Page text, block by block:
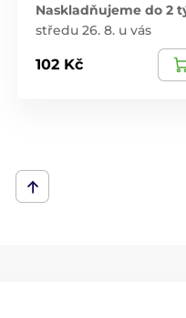
Naskladňujeme do 2
středu 26. 8. u vás
102 Kč